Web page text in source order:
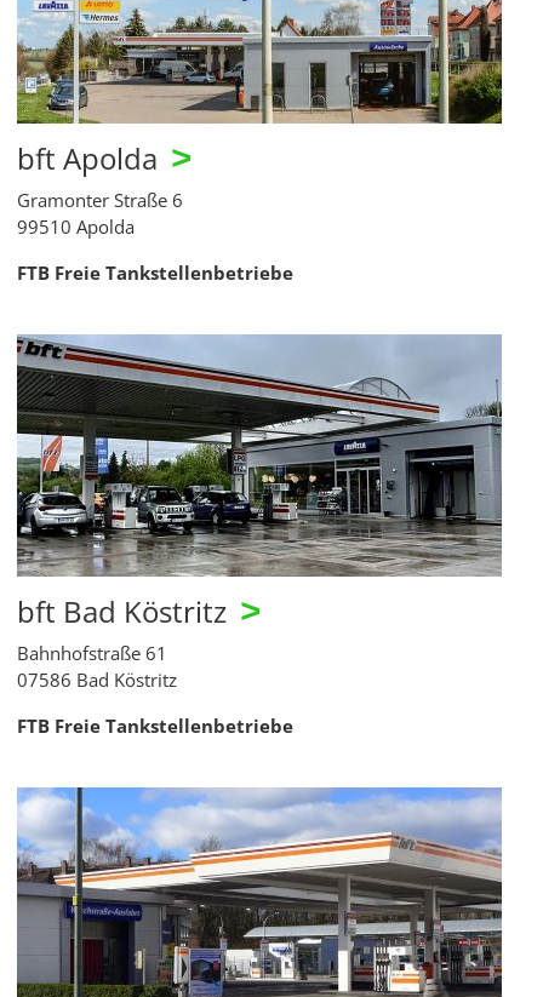
bft Apolda >
Gramonter Straße 6
99510 Apolda
FTB Freie Tankstellenbetriebe
bft Bad Köstritz >
Bahnhofstraße 61
07586 Bad Köstritz
FTB Freie Tankstellenbetriebe